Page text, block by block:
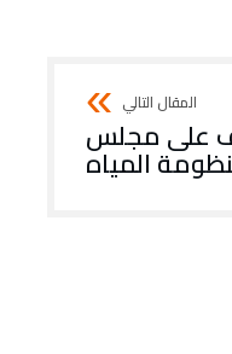
على مجلس
المياه